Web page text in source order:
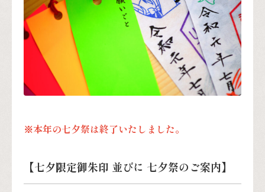
※本年の七夕祭は終了いたしました。
【七夕限定御朱印 並びに 七夕祭のご案内】